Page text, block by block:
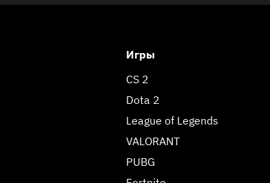
Игры
CS 2
Dota 2
League of Legends
VALORANT
PUBG